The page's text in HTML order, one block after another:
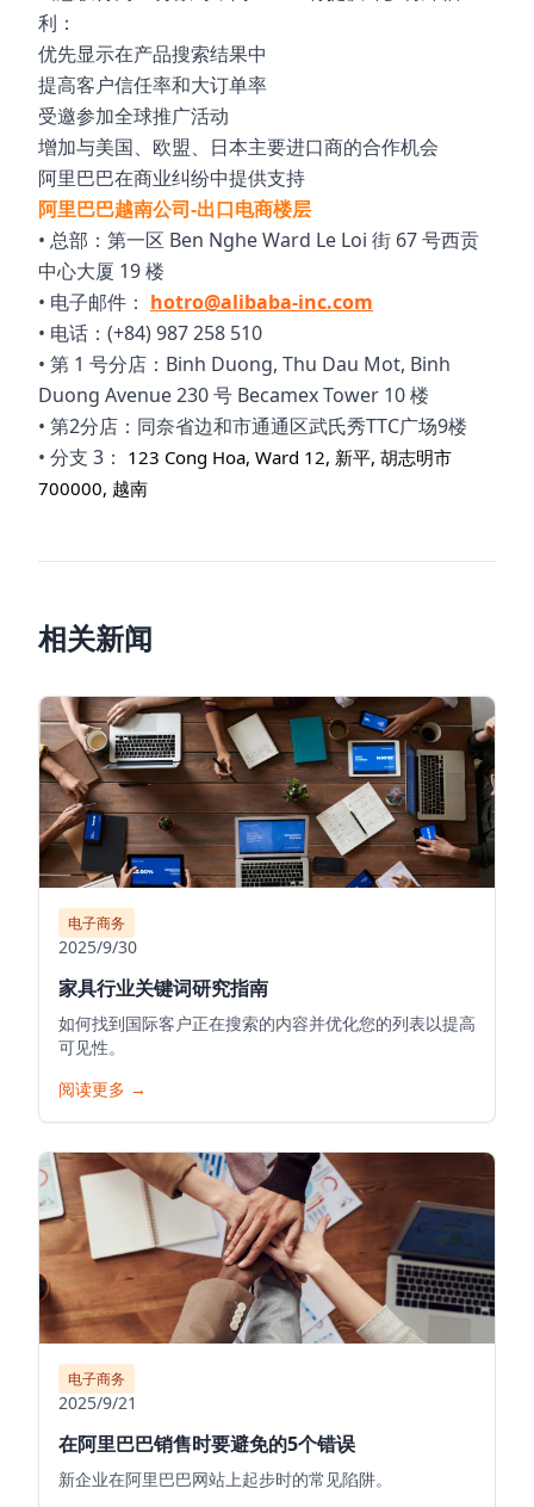
利：
优先显示在产品搜索结果中
提高客户信任率和大订单率
受邀参加全球推广活动
增加与美国、欧盟、日本主要进口商的合作机会
阿里巴巴在商业纠纷中提供支持
阿里巴巴越南公司-出口电商楼层
• 总部：第一区 Ben Nghe Ward Le Loi 街 67 号西贡
中心大厦 19 楼
• 电子邮件： hotro@alibaba-inc.com
• 电话：(+84) 987 258 510
• 第 1 号分店：Binh Duong, Thu Dau Mot, Binh
Duong Avenue 230 号 Becamex Tower 10 楼
• 第2分店：同奈省边和市通通区武氏秀TTC广场9楼
• 分支 3： 123 Cong Hoa, Ward 12, 新平, 胡志明市
700000, 越南
相关新闻
电子商务
2025/9/30
家具行业关键词研究指南
如何找到国际客户正在搜索的内容并优化您的列表以提高
可见性。
阅读更多 →
电子商务
2025/9/21
在阿里巴巴销售时要避免的5个错误
新企业在阿里巴巴网站上起步时的常见陷阱。